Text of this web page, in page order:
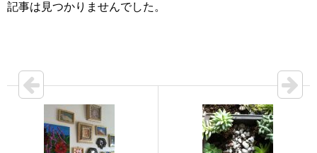
記事は見つかりませんでした。